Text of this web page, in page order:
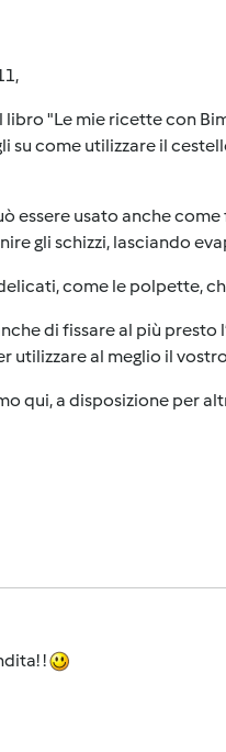
libro "Le mie ricette con
su come utilizzare il
essere usato anche
gli schizzi, lasciando
come le polpette,
di fissare al più
utilizzare al meglio il
qui, a disposizione per
!